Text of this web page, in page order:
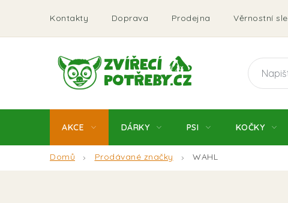
obsah
Kontakty Doprava Prodejna Věrnostní
AKCE DÁRKY PSI KOČKY
Domů Prodávané značky WAHL